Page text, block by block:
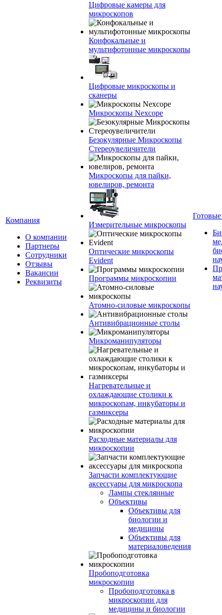
Компания
О компании
Партнеры
Сотрудники
Отзывы
Вакансии
Реквизиты
Цифровые камеры для
микроскопов
Конфокальные и
мультифотонные микроскопы
Цифровые микроскопы и
сканеры
Микроскопы Nexcope
Безокулярные Микроскопы
Стереоувеличители
Микроскопы для пайки,
ювелиров, ремонта
Измерительные микроскопы
Оптические микроскопы
Evident
Программы микроскопии
Атомно-силовые микроскопы
Антивибрационные столы
Микроманипуляторы
Нагревательные и
охлаждающие столики к
микроскопам, инкубаторы и
газмиксеры
Расходные материалы для
микроскопии
Запчасти комплектующие
аксессуары для микроскопа
Лампы стеклянные
Объективы
Объективы для
биологии и
медицины
Объективы для
материаловедения
Пробоподготовка
микроскопии
Пробоподготовка в
микроскопии для
медицины и биологии